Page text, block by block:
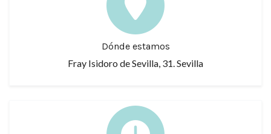
Dónde estamos
Fray Isidoro de Sevilla, 31. Sevilla